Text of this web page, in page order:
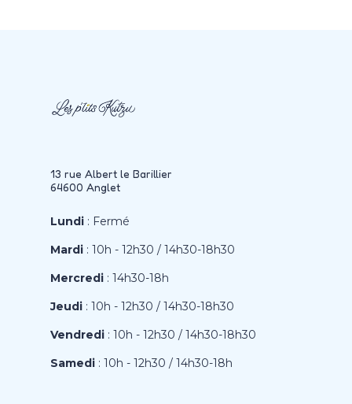
13 rue Albert le Barillier
64600 Anglet
Lundi : Fermé
Mardi : 10h - 12h30 / 14h30-18h30
Mercredi : 14h30-18h
Jeudi : 10h - 12h30 / 14h30-18h30
Vendredi : 10h - 12h30 / 14h30-18h30
Samedi : 10h - 12h30 / 14h30-18h